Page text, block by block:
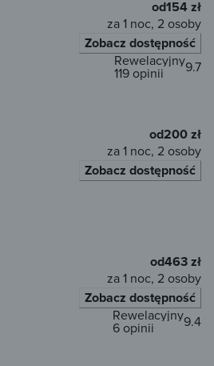
od154 zł
za 1 noc, 2 osoby
Zobacz dostępność
9.7
Rewelacyjny
119 opinii
od200 zł
za 1 noc, 2 osoby
Zobacz dostępność
od463 zł
za 1 noc, 2 osoby
Zobacz dostępność
9.4
Rewelacyjny
6 opinii